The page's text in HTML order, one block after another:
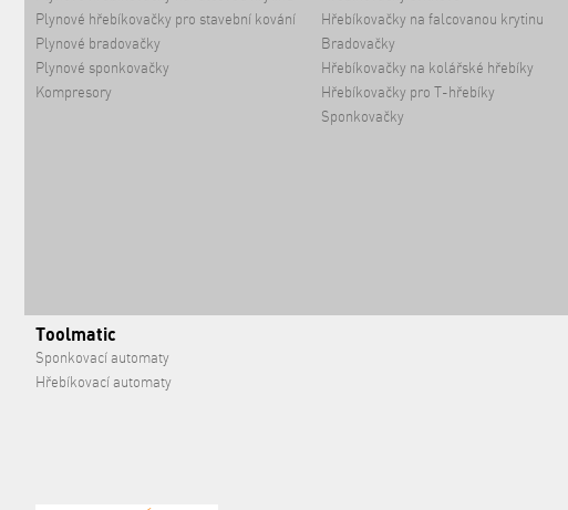
Plynové hřebíkovačky pro stavební kování
Plynové bradovačky
Plynové sponkovačky
Kompresory
Hřebíkovačky na falcovanou krytinu
Bradovačky
Hřebíkovačky na kolářské hřebíky
Hřebíkovačky pro T-hřebíky
Sponkovačky
Toolmatic
Sponkovací automaty
Hřebíkovací automaty